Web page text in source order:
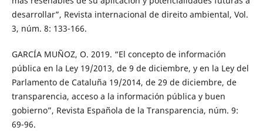
desarrollar”, Revista internacional de direito ambiental, Vol.
3, núm. 8: 133-166.
GARCÍA MUÑOZ, O. 2019. “El concepto de información
pública en la Ley 19/2013, de 9 de diciembre, y en la Ley del
Parlamento de Cataluña 19/2014, de 29 de diciembre, de
transparencia, acceso a la información pública y buen
gobierno”, Revista Española de la Transparencia, núm. 9:
69-96.